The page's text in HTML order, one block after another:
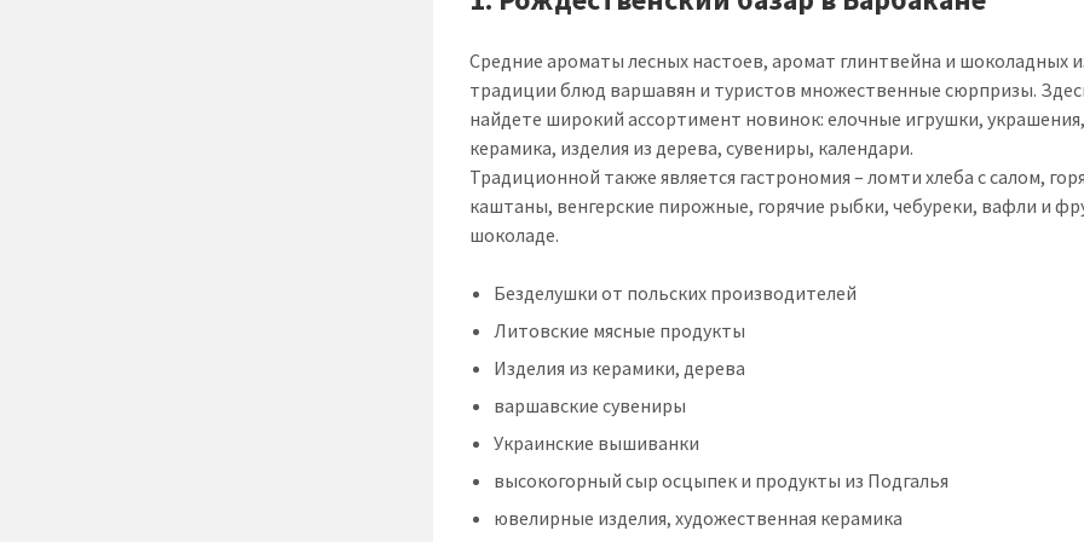
Средние ароматы лесных настоев, аромат глинтвейна и шоколадных
традиции блюд варшавян и туристов множественные сюрпризы.
найдете широкий ассортимент новинок: елочные игрушки,
керамика, изделия из дерева, сувениры, календари.
Традиционной также является гастрономия – ломти хлеба с салом,
каштаны, венгерские пирожные, горячие рыбки, чебуреки, вафли и
шоколаде.
Безделушки от польских производителей
Литовские мясные продукты
Изделия из керамики, дерева
варшавские сувениры
Украинские вышиванки
высокогорный сыр осцыпек и продукты из Подгалья
ювелирные изделия, художественная керамика